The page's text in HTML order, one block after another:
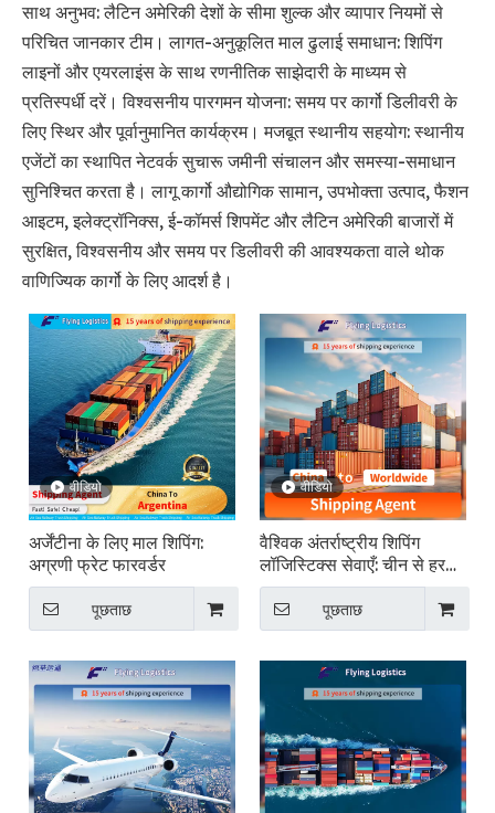
साथ अनुभव: लैटिन अमेरिकी देशों के सीमा शुल्क और व्यापार नियमों से
परिचित जानकार टीम। लागत-अनुकूलित माल ढुलाई समाधान: शिपिंग
लाइनों और एयरलाइंस के साथ रणनीतिक साझेदारी के माध्यम से
प्रतिस्पर्धी दरें। विश्वसनीय पारगमन योजना: समय पर कार्गो डिलीवरी के
लिए स्थिर और पूर्वानुमानित कार्यक्रम। मजबूत स्थानीय सहयोग: स्थानीय
एजेंटों का स्थापित नेटवर्क सुचारू जमीनी संचालन और समस्या-समाधान
सुनिश्चित करता है। लागू कार्गो औद्योगिक सामान, उपभोक्ता उत्पाद, फैशन
आइटम, इलेक्ट्रॉनिक्स, ई-कॉमर्स शिपमेंट और लैटिन अमेरिकी बाजारों में
सुरक्षित, विश्वसनीय और समय पर डिलीवरी की आवश्यकता वाले थोक
वाणिज्यिक कार्गो के लिए आदर्श है।
वीडियो
अर्जेंटीना के लिए माल शिपिंग:
अग्रणी फ्रेट फारवर्डर
पूछताछ
वीडियो
वैश्विक अंतर्राष्ट्रीय शिपिंग
लॉजिस्टिक्स सेवाएँ: चीन से हर
जगह
पूछताछ